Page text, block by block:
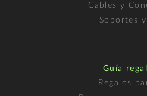
Cables y
Soportes y
Guía
Regalos